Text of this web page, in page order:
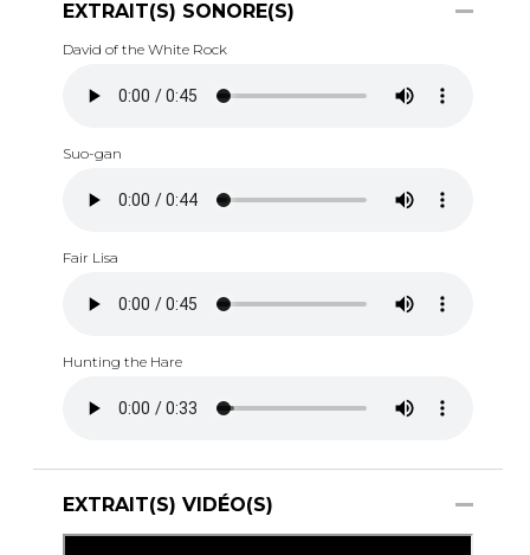
EXTRAIT(S) SONORE(S)
David of the White Rock
Suo-gan
Fair Lisa
Hunting the Hare
EXTRAIT(S) VIDÉO(S)